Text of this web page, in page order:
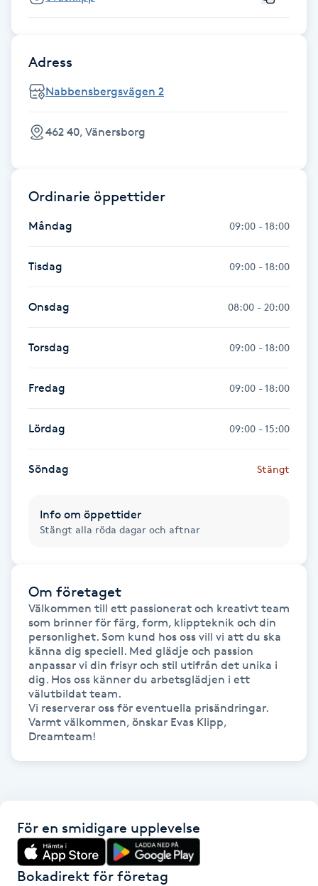
Klippning ungdom
Koppningsmassage
Kosmetisk tatuering
Kostrådgivning
Kroppspeeling
Käkledsbehandling
Kärlbehandling
Laserbehandling
Lashlift Keratin
LED-ljusterapi
Liktornar
LPG-massage
Luggklippning
Lymfmassage
Läpptatuering
Massage
Adress
Nabbensbergsvägen 2
462 40, Vänersborg
Ordinarie öppettider
Måndag 09:00 - 18:00
Tisdag 09:00 - 18:00
Onsdag 08:00 - 20:00
Torsdag 09:00 - 18:00
Fredag 09:00 - 18:00
Lördag 09:00 - 15:00
Söndag Stängt
Info om öppettider
Stängt alla röda dagar och aftnar
Om företaget
Välkommen till ett passionerat och kreativt team
som brinner för färg, form, klippteknik och din
personlighet. Som kund hos oss vill vi att du ska
känna dig speciell. Med glädje och passion
anpassar vi din frisyr och stil utifrån det unika i
dig. Hos oss känner du arbetsglädjen i ett
välutbildat team.
Vi reserverar oss för eventuella prisändringar.
Varmt välkommen, önskar Evas Klipp,
Dreamteam!
För en smidigare upplevelse
Bokadirekt för företag